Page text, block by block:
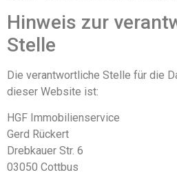
Hinweis zur
Stelle
Die verantwortliche Stelle für die
dieser Website ist:
HGF Immobilienservice
Gerd Rückert
Drebkauer Str. 6
03050 Cottbus